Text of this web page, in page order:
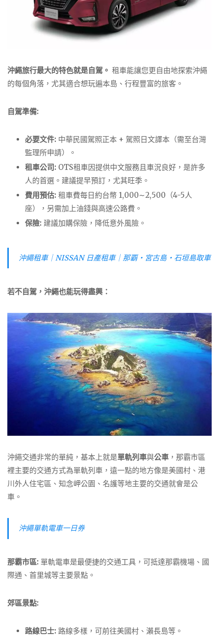
沖繩旅行最大的特色就是自駕。 租車能讓您更自由地探索沖繩
的每個角落，尤其適合想玩遍本島、行程豐富的旅客。
自駕準備:
必要文件: 中華民國駕照正本 + 駕照日文譯本（需至台灣
監理所申請）。
租車公司: OTS租車因提供中文服務且車況良好，是許多
人的首選。建議提早預訂，尤其旺季。
費用預估: 租車費每日約台幣 1,000∼2,500 （4-5人
座），另需加上油錢與高速公路費。
保險: 建議加購保險，降低意外風險。
沖繩租車｜NISSAN 日產租車｜那覇・宮古島・石垣島取車
若不自駕，沖繩也能玩得盡興：
沖繩交通非常的單純，基本上就是單軌列車與公車 ，那霸市區
裡主要的交通方式為單軌列車，遠一點的地方像是美國村、港
川外人住宅區、知念岬公園、名護等地主要的交通就會是公
車。
沖繩單軌電車一日券
那霸市區: 單軌電車是最便捷的交通工具，可抵達那霸機場、國
際通、首里城等主要景點。
郊區景點:
路線巴士: 路線多樣，可前往美國村、瀨長島等。